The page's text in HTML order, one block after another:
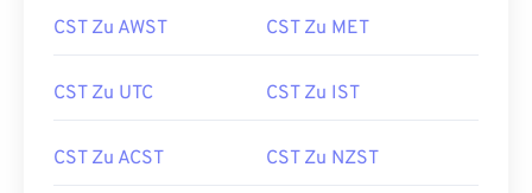
CST Zu AWST CST Zu MET
CST Zu UTC CST Zu IST
CST Zu ACST CST Zu NZST